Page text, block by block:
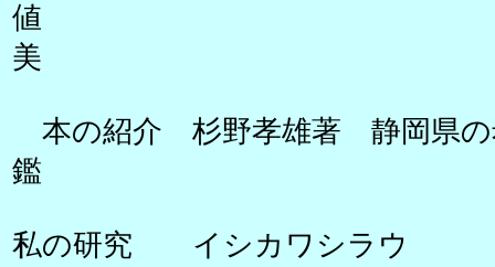
値
美
本の紹介 杉野孝雄著 静岡県の
鑑 三
私の研究 イシカワシラウ